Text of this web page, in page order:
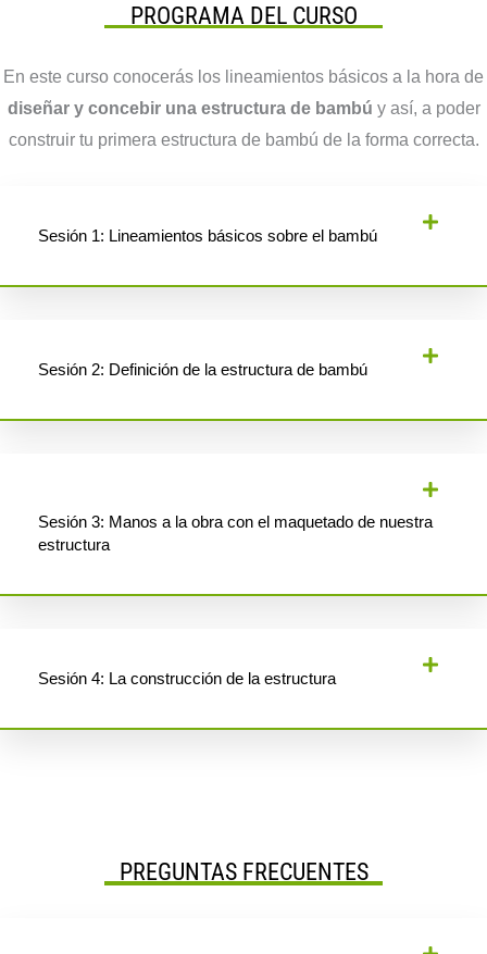
PROGRAMA DEL CURSO
En este curso conocerás los lineamientos básicos a la hora de
diseñar y concebir una estructura de bambú y así, a poder
construir tu primera estructura de bambú de la forma correcta.
Sesión 1: Lineamientos básicos sobre el bambú
Sesión 2: Definición de la estructura de bambú
Sesión 3: Manos a la obra con el maquetado de nuestra
estructura
Sesión 4: La construcción de la estructura
PREGUNTAS FRECUENTES